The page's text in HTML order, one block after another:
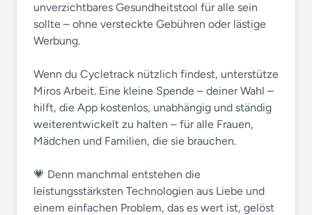
unverzichtbares Gesundheitstool für alle sein
sollte – ohne versteckte Gebühren oder lästige
Werbung.
Wenn du Cycletrack nützlich findest, unterstütze
Miros Arbeit. Eine kleine Spende – deiner Wahl –
hilft, die App kostenlos, unabhängig und ständig
weiterentwickelt zu halten – für alle Frauen,
Mädchen und Familien, die sie brauchen.
💗 Denn manchmal entstehen die
leistungsstärksten Technologien aus Liebe und
einem einfachen Problem, das es wert ist, gelöst